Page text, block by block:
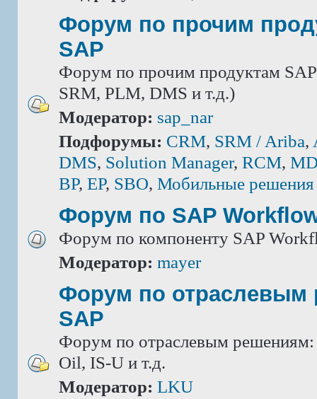
Форум по прочим
SAP
Форум по прочим продуктам
SRM, PLM, DMS и т.д.)
Модератор: sap_nar
Подфорумы: CRM, SRM / Ariba,
DMS, Solution Manager, RCM,
BP, EP, SBO, Мобильные решения
Форум по SAP
Форум по компоненту SAP
Модератор: mayer
Форум по отраслевым
SAP
Форум по отраслевым
Oil, IS-U и т.д.
Модератор: LKU